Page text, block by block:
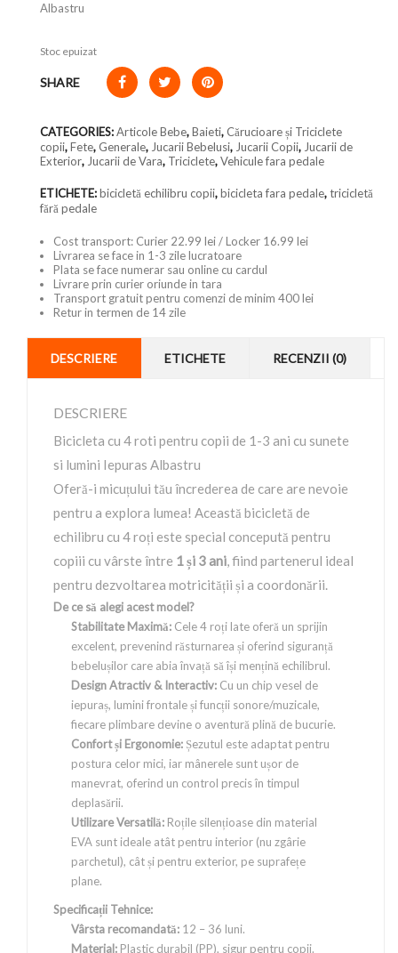
Albastru
Stoc epuizat
SHARE
CATEGORIES:Articole Bebe,Baieti,Cărucioare și Triciclete
copii,Fete, Generale, Jucarii Bebelusi, Jucarii Copii, Jucarii de
Exterior, Jucarii de Vara, Triciclete,Vehicule fara pedale
ETICHETE:bicicletă echilibru copii,bicicleta fara pedale,tricicletă
fără pedale
Cost transport: Curier 22.99 lei / Locker 16.99 lei
Livrarea se face in 1-3 zile lucratoare
Plata se face numerar sau online cu cardul
Livrare prin curier oriunde in tara
Transport gratuit pentru comenzi de minim 400 lei
Retur in termen de 14 zile
DESCRIERE ETICHETE RECENZII (0)
DESCRIERE
Bicicleta cu 4 roti pentru copii de 1-3 ani cu sunete
si lumini Iepuras Albastru
Oferă-i micuțului tău încrederea de care are nevoie
pentru a explora lumea! Această bicicletă de
echilibru cu 4 roți este special concepută pentru
copiii cu vârste între 1 și 3 ani, fiind partenerul ideal
pentru dezvoltarea motricității și a coordonării.
De ce să alegi acest model?
Stabilitate Maximă: Cele 4 roți late oferă un sprijin
excelent, prevenind răsturnarea și oferind siguranță
bebelușilor care abia învață să își mențină echilibrul.
Design Atractiv & Interactiv: Cu un chip vesel de
iepuraș, lumini frontale și funcții sonore/muzicale,
fiecare plimbare devine o aventură plină de bucurie.
Confort și Ergonomie: Șezutul este adaptat pentru
postura celor mici, iar mânerele sunt ușor de
manevrat, oferind un control precis în timpul
deplasării.
Utilizare Versatilă: Roțile silențioase din material
EVA sunt ideale atât pentru interior (nu zgârie
parchetul), cât și pentru exterior, pe suprafețe
plane.
Specificații Tehnice:
Vârsta recomandată: 12 – 36 luni.
Material: Plastic durabil (PP), sigur pentru copii.